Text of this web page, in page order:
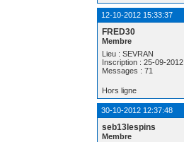
12-10-2012 15:33:37
FRED30
Membre
Lieu : SEVRAN
Inscription : 25-09-2012
Messages : 71
Hors ligne
30-10-2012 12:37:48
seb13lespins
Membre